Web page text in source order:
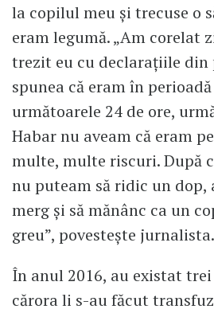
la copilul meu și trecuse o
eram legumă. „Am corelat
trezit eu cu declarațiile din
spunea că eram în
următoarele 24 de ore,
Habar nu aveam că eram
multe, multe riscuri. După
nu puteam să ridic un dop,
merg și să mănânc ca un
greu”, povestește jurnalista.
În anul 2016, au existat
cărora li s-au făcut